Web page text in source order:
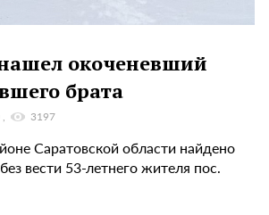
окоченевший
брата
3197
Саратовской области найдено
вести 53-летнего жителя пос.